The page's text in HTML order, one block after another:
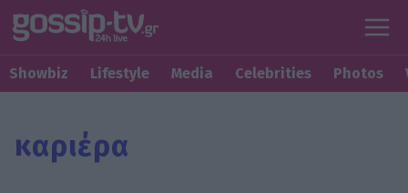
Showbiz Lifestyle Media Celebrities Photos
καριέρα